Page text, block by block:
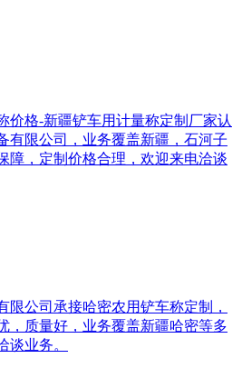
价格-新疆铲车用计量称定制厂家认
有限公司，业务覆盖新疆，石河子
障，定制价格合理，欢迎来电洽谈
限公司承接哈密农用铲车称定制，
，质量好，业务覆盖新疆哈密等多
谈业务。